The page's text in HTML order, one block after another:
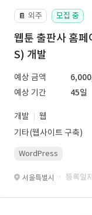
📔 외주 모집 중
웹툰 출판사 홈
S) 개발
예상 금액
예상 기간
45일
개발
웹
기타(웹사이트 구축)
WordPress
서울특별시 · 등록일